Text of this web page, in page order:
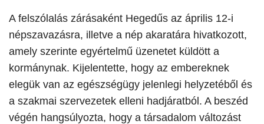
​A felszólalás zárásaként Hegedűs az április 12-i
népszavazásra, illetve a nép akaratára hivatkozott,
amely szerinte egyértelmű üzenetet küldött a
kormánynak. Kijelentette, hogy az embereknek
elegük van az egészségügy jelenlegi helyzetéből és
a szakmai szervezetek elleni hadjáratból. A beszéd
végén hangsúlyozta, hogy a társadalom változást